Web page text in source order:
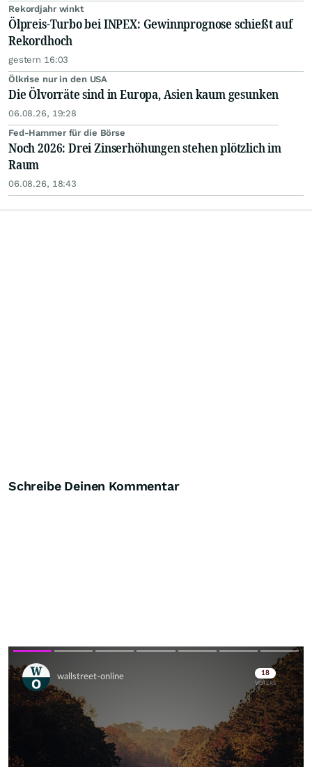
Rekordjahr winkt
Ölpreis-Turbo bei INPEX: Gewinnprognose schießt auf
Rekordhoch
gestern 16:03
Ölkrise nur in den USA
Die Ölvorräte sind in Europa, Asien kaum gesunken
06.08.26, 19:28
Fed-Hammer für die Börse
Noch 2026: Drei Zinserhöhungen stehen plötzlich im
Raum
06.08.26, 18:43
Schreibe Deinen Kommentar
Skip